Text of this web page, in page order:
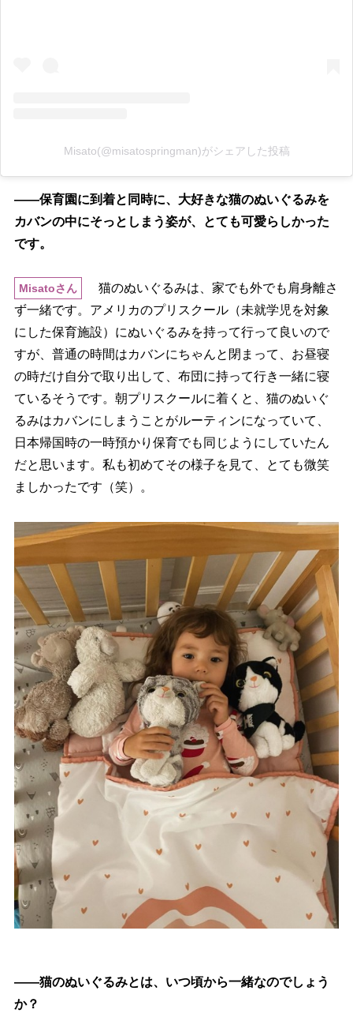
Misato(@misatospringman)がシェアした投稿
――保育園に到着と同時に、大好きな猫のぬいぐるみを
カバンの中にそっとしまう姿が、とても可愛らしかった
です。
Misatoさん
猫のぬいぐるみは、家でも外でも肩身離さ
ず一緒です。アメリカのプリスクール（未就学児を対象
にした保育施設）にぬいぐるみを持って行って良いので
すが、普通の時間はカバンにちゃんと閉まって、お昼寝
の時だけ自分で取り出して、布団に持って行き一緒に寝
ているそうです。朝プリスクールに着くと、猫のぬいぐ
るみはカバンにしまうことがルーティンになっていて、
日本帰国時の一時預かり保育でも同じようにしていたん
だと思います。私も初めてその様子を見て、とても微笑
ましかったです（笑）。
――猫のぬいぐるみとは、いつ頃から一緒なのでしょう
か？